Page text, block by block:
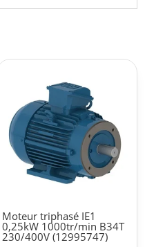
Moteur triphasé IE1
0,25kW 1000tr/min B34T
230/400V (12995747)